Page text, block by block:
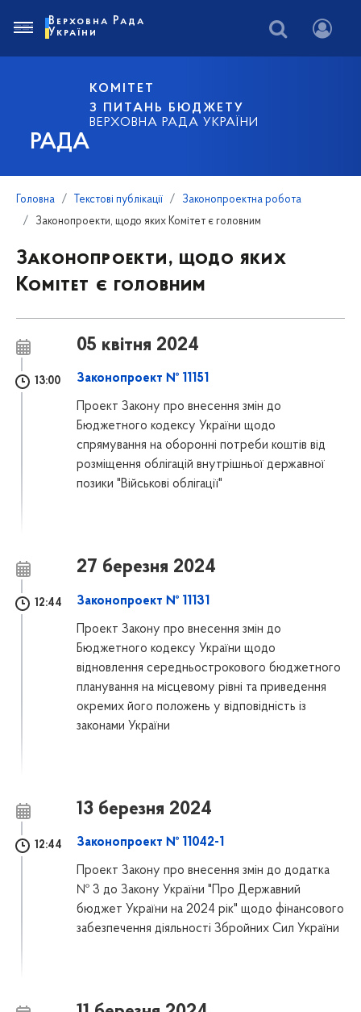
РАДА
КОМІТЕТ
З ПИТАНЬ БЮДЖЕТУ
ВЕРХОВНА РАДА УКРАЇНИ
Верховна Рада
України
Головна Текстові публікації
Законопроектна робота
Законопроекти, щодо яких Комітет є головним
Законопроекти, щодо яких
Комітет є головним
05 квітня 2024
13:00 Законопроект № 11151
Проект Закону про внесення змін до
Бюджетного кодексу України щодо
спрямування на оборонні потреби коштів від
розміщення облігацій внутрішньої державної
позики "Військові облігації"
27 березня 2024
12:44 Законопроект № 11131
Проект Закону про внесення змін до
Бюджетного кодексу України щодо
відновлення середньострокового бюджетного
планування на місцевому рівні та приведення
окремих його положень у відповідність із
законами України
13 березня 2024
12:44 Законопроект № 11042-1
Проект Закону про внесення змін до додатка
№ 3 до Закону України "Про Державний
бюджет України на 2024 рік" щодо фінансового
забезпечення діяльності Збройних Сил України